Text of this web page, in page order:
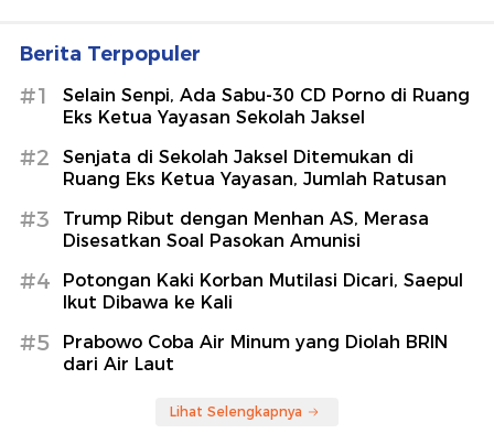
Berita Terpopuler
#1
Selain Senpi, Ada Sabu-30 CD Porno di Ruang
Eks Ketua Yayasan Sekolah Jaksel
#2
Senjata di Sekolah Jaksel Ditemukan di
Ruang Eks Ketua Yayasan, Jumlah Ratusan
#3
Trump Ribut dengan Menhan AS, Merasa
Disesatkan Soal Pasokan Amunisi
#4
Potongan Kaki Korban Mutilasi Dicari, Saepul
Ikut Dibawa ke Kali
#5
Prabowo Coba Air Minum yang Diolah BRIN
dari Air Laut
Lihat Selengkapnya